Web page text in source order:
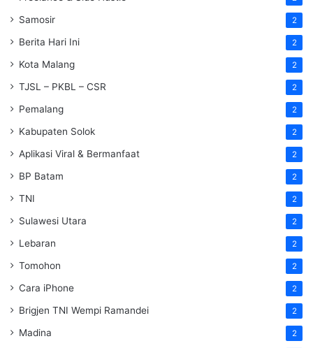
Samosir 2
Berita Hari Ini 2
Kota Malang 2
TJSL – PKBL – CSR 2
Pemalang 2
Kabupaten Solok 2
Aplikasi Viral & Bermanfaat 2
BP Batam 2
TNI 2
Sulawesi Utara 2
Lebaran 2
Tomohon 2
Cara iPhone 2
Brigjen TNI Wempi Ramandei 2
Madina 2